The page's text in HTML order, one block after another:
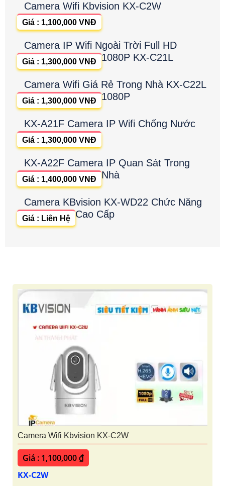
Camera Wifi Kbvision KX-C2W
Giá : 1,100,000 VNĐ
Camera IP Wifi Ngoài Trời Full HD
1080P KX-C21L
Giá : 1,300,000 VNĐ
Camera Wifi Giá Rẻ Trong Nhà KX-C22L
1080P
Giá : 1,300,000 VNĐ
KX-A21F Camera IP Wifi Chống Nước
Giá : 1,300,000 VNĐ
KX-A22F Camera IP Quan Sát Trong
Nhà
Giá : 1,400,000 VNĐ
Camera KBvision KX-WD22 Chức Năng
Cao Cấp
Giá : Liên Hệ
Camera Wifi Kbvision KX-C2W
Giá : 1,100,000 ₫
KX-C2W